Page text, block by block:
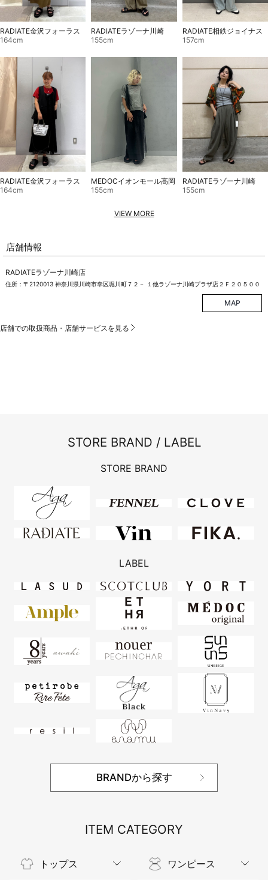
RADIATE金沢フォーラス
164cm
RADIATEラゾーナ川崎
155cm
RADIATE相鉄ジョイナス
157cm
RADIATE金沢フォーラス
164cm
MEDOCイオンモール高岡
155cm
RADIATEラゾーナ川崎
155cm
VIEW MORE
店舗情報
RADIATEラゾーナ川崎店
住所：〒2120013 神奈川県川崎市幸区堀川町７２－ １他ラゾーナ川崎プラザ店２Ｆ２０５００
MAP
店舗での取扱商品・店舗サービスを見る
STORE BRAND / LABEL
STORE BRAND
LABEL
BRANDから探す
ITEM CATEGORY
トップス ワンピース